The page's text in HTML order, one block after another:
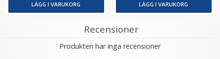
LÄGG I VARUKORG LÄGG I VARUKORG
Recensioner
Produkten har inga recensioner